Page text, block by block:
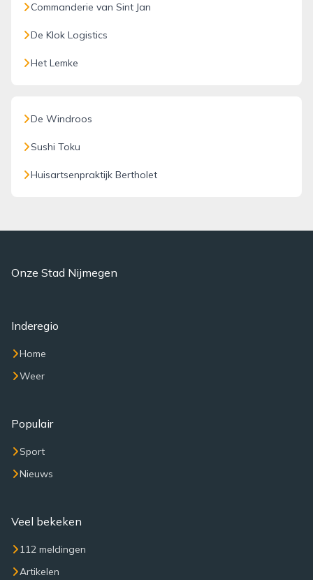
Commanderie van Sint Jan
De Klok Logistics
Het Lemke
De Windroos
Sushi Toku
Huisartsenpraktijk Bertholet
Onze Stad Nijmegen
Inderegio
Home
Weer
Populair
Sport
Nieuws
Veel bekeken
112 meldingen
Artikelen